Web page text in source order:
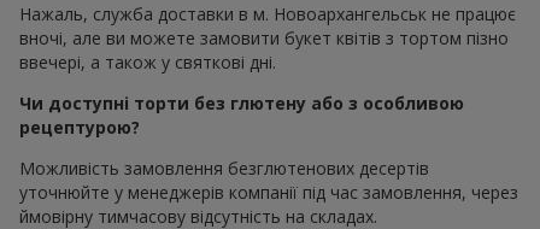
Нажаль, служба доставки в м. Новоархангельськ не працює
вночі, але ви можете замовити букет квітів з тортом пізно
ввечері, а також у святкові дні.
Чи доступні торти без глютену або з особливою
рецептурою?
Можливість замовлення безглютенових десертів
уточнюйте у менеджерів компанії під час замовлення, через
ймовірну тимчасову відсутність на складах.